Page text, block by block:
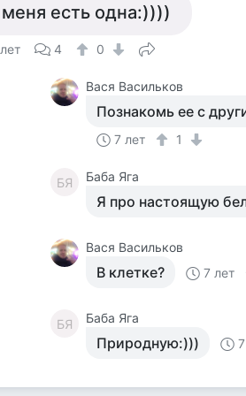
есть одна:))))
4 0
Вася Васильков
Познакомь ее с
7 лет 1
БЯ Баба Яга
Я про настоящую
Вася Васильков
В клетке? 7 лет
БЯ Баба Яга
Природную:)))